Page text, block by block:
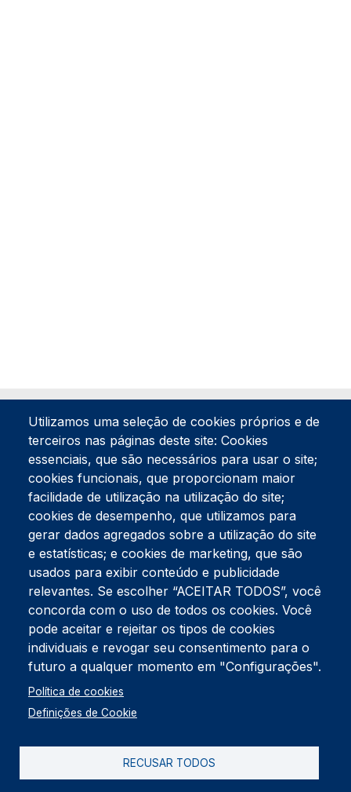
Tel:234 390 100Fax:234 390 100
Endereço Postal
Apartado 42
Rua Gil Eanes 31
3834-908 Gafanha da Nazaré
Estúdios
Rua Prior Guerra
Edifício do Centro Cultural da Gafanha da Nazaré
3830-556 Gafanha da Nazaré
Rodapé
Cookies
Política de Privacidade
Utilizamos uma seleção de cookies próprios e de
terceiros nas páginas deste site: Cookies
essenciais, que são necessários para usar o site;
cookies funcionais, que proporcionam maior
facilidade de utilização na utilização do site;
cookies de desempenho, que utilizamos para
gerar dados agregados sobre a utilização do site
e estatísticas; e cookies de marketing, que são
usados para exibir conteúdo e publicidade
relevantes. Se escolher “ACEITAR TODOS”, você
concorda com o uso de todos os cookies. Você
pode aceitar e rejeitar os tipos de cookies
individuais e revogar seu consentimento para o
futuro a qualquer momento em "Configurações".
Política de cookies
Definições de Cookie
RECUSAR TODOS